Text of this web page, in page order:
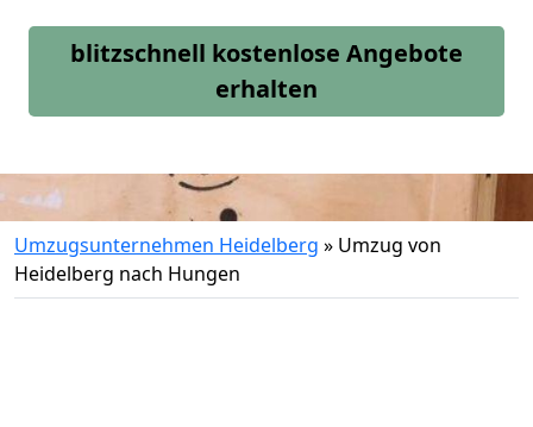
blitzschnell kostenlose Angebote
erhalten
Umzugsunternehmen Heidelberg » Umzug von
Heidelberg nach Hungen